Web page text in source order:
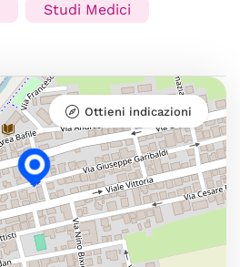
Studi Medici
Ottieni indicazioni